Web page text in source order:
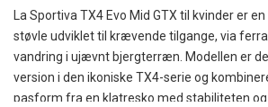
La Sportiva TX4 Evo Mid GTX til kvinder er
støvle udviklet til krævende tilgange, via
vandring i ujævnt bjergterræn. Modellen er
version i den ikoniske TX4-serie og
pasform fra en klatresko med stabiliteten